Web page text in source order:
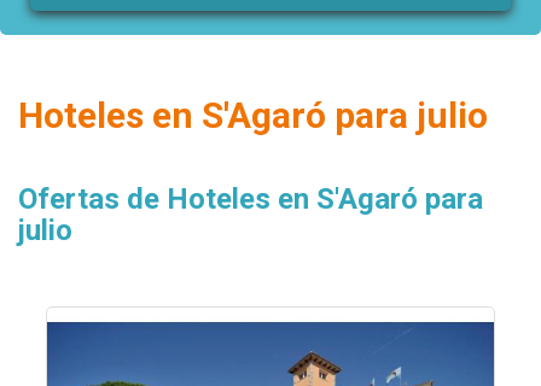
Hoteles en S'Agaró para julio
Ofertas de Hoteles en S'Agaró para
julio